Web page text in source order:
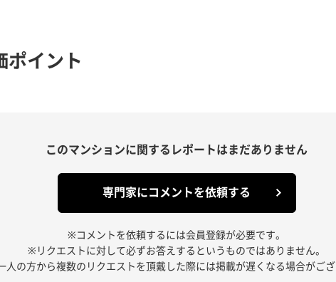
ポイント
このマンションに関する レポートはまだありません
専門家にコメントを依頼する
※コメントを依頼するには会員登録が必要です。
※リクエストに対して必ずお答えするというものではありません。
人の方から複数のリクエストを頂戴した際には掲載が遅くなる場合がご